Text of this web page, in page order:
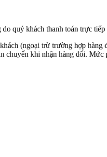
quý khách thanh toán trực
(ngoại trừ trường hợp
khi nhận hàng đổi.